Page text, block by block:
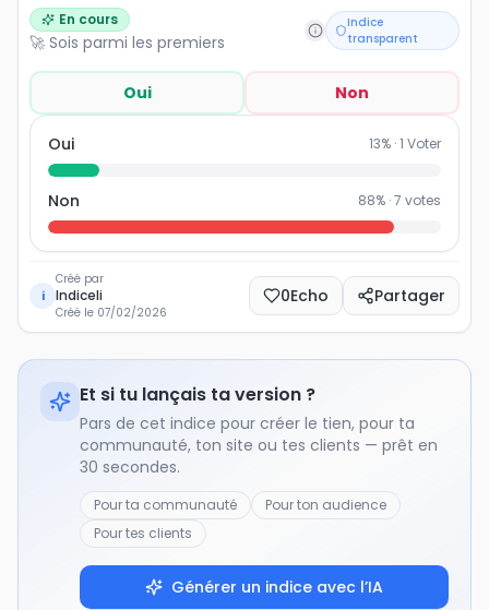
En cours
🚀 Sois parmi les premiers
Indice
transparent
Oui Non
Oui 13% ·1 Voter
Non 88% ·7 votes
i
Créé par
Indiceli
Créé le 07/02/2026
0Echo Partager
Et si tu lançais ta version ?
Pars de cet indice pour créer le tien, pour ta
communauté, ton site ou tes clients — prêt en
30 secondes.
Pour ta communauté
Pour ton audience
Pour tes clients
Générer un indice avec l’IA